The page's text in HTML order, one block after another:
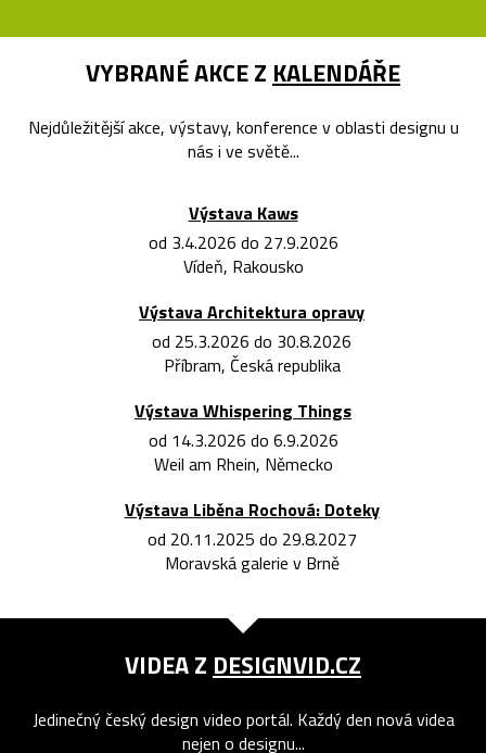
VYBRANÉ AKCE Z KALENDÁŘE
Nejdůležitější akce, výstavy, konference v oblasti designu u
nás i ve světě...
Výstava Kaws
od 3.4.2026 do 27.9.2026
Vídeň, Rakousko
Výstava Architektura opravy
od 25.3.2026 do 30.8.2026
Příbram, Česká republika
Výstava Whispering Things
od 14.3.2026 do 6.9.2026
Weil am Rhein, Německo
Výstava Liběna Rochová: Doteky
od 20.11.2025 do 29.8.2027
Moravská galerie v Brně
VIDEA Z DESIGNVID.CZ
Jedinečný český design video portál. Každý den nová videa
nejen o designu...